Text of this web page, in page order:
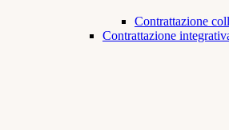
Contrattazione
Contrattazione